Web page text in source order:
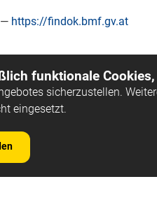
https://findok.bmf.gv.at
funktionale Cookies,
sicherzustellen.
eingesetzt.